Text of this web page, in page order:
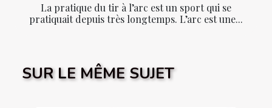
La pratique du tir à l’arc est un sport qui se
pratiquait depuis très longtemps. L’arc est une...
SUR LE MÊME SUJET